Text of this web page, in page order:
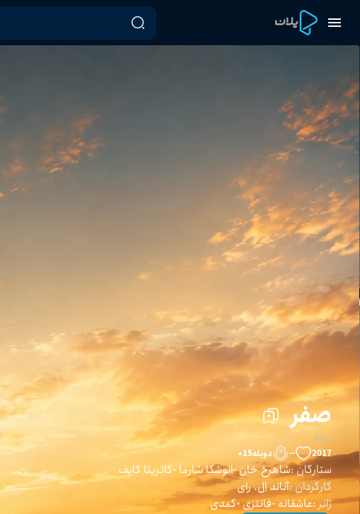
صفر
Zero
2017
-- دوبله15
+
ستارگان:شاهرخ خان انوشکا شارما کاترینا کایف
کارگردان:آناند اِل. رای
ژانر:عاشقانه فانتزی کمدی